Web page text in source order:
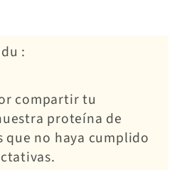
:
compartir tu
proteína de
no haya cumplido